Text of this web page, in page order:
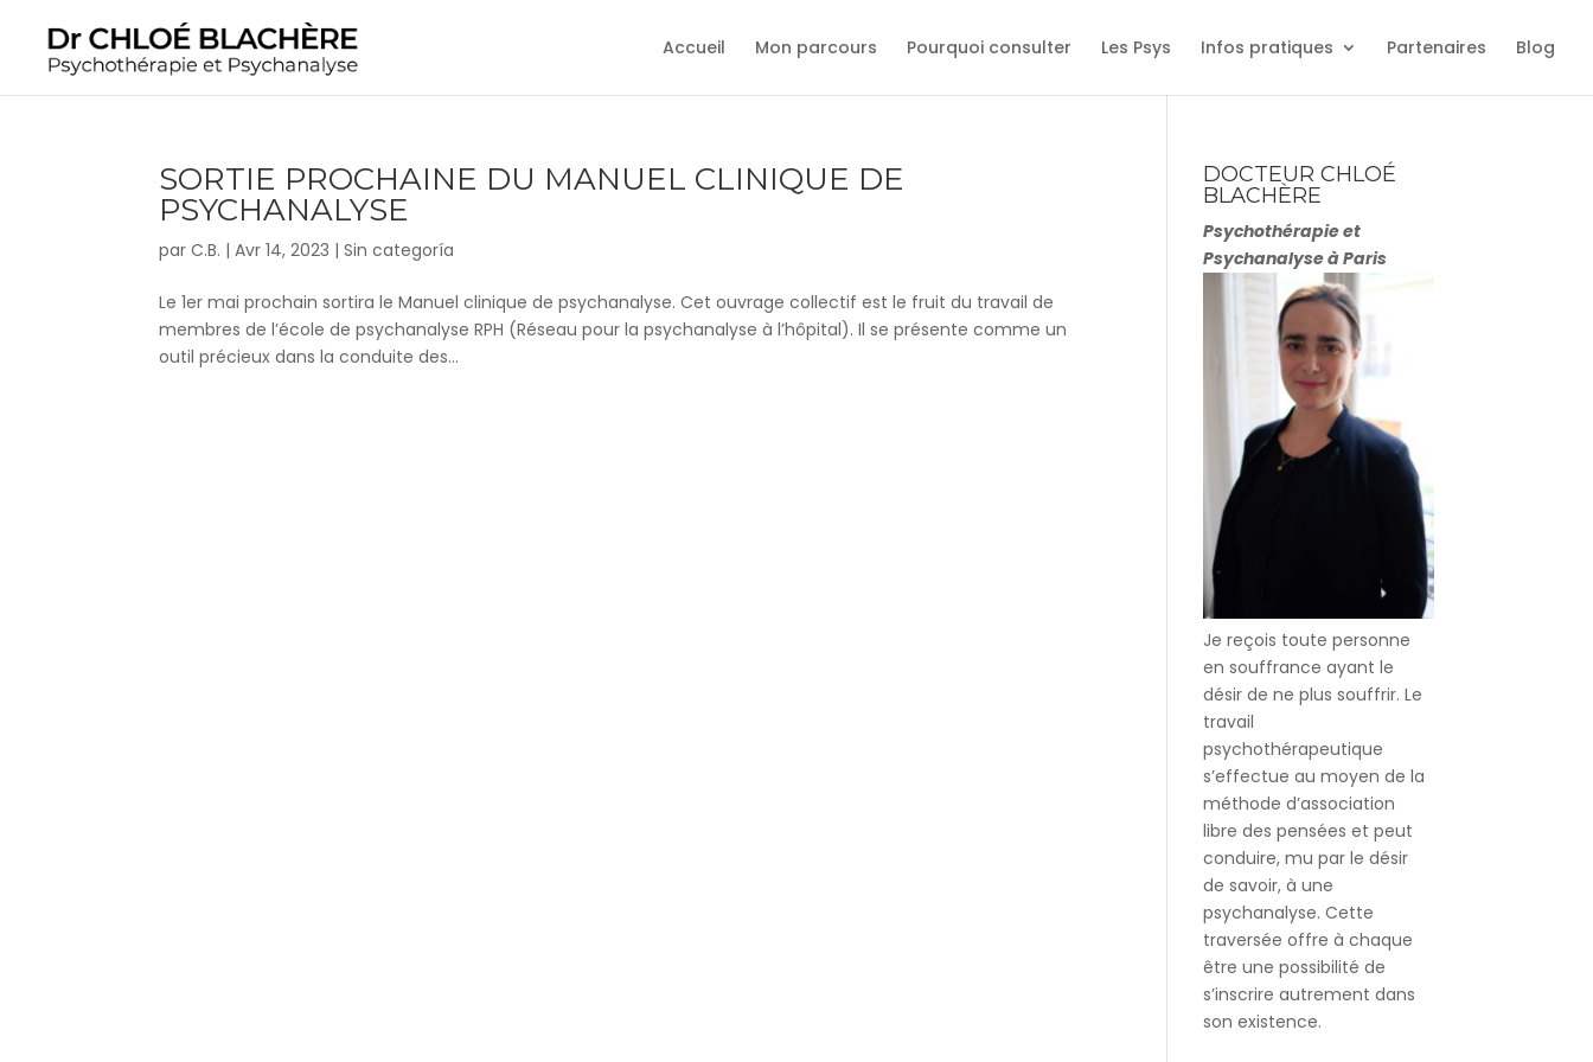
Accueil Mon parcours Pourquoi consulter Les Psys Infos pratiques Partenaires Blog
SORTIE PROCHAINE DU MANUEL CLINIQUE DE
PSYCHANALYSE
parC.B. |Avr 14, 2023 |Sin categoría
Le 1er mai prochain sortira le Manuel clinique de psychanalyse. Cet ouvrage collectif est le fruit du travail de
membres de l’école de psychanalyse RPH (Réseau pour la psychanalyse à l’hôpital). Il se présente comme un
outil précieux dans la conduite des...
DOCTEUR CHLOÉ
BLACHÈRE
Psychothérapie et
Psychanalyse à Paris
Je reçois toute personne
en souffrance ayant le
désir de ne plus souffrir. Le
travail
psychothérapeutique
s’effectue au moyen de la
méthode d’association
libre des pensées et peut
conduire, mu par le désir
de savoir, à une
psychanalyse. Cette
traversée offre à chaque
être une possibilité de
s’inscrire autrement dans
son existence.